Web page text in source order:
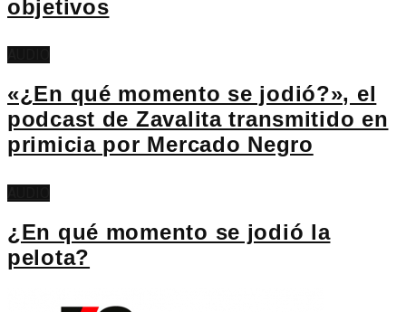
objetivos
«¿En qué momento se jodió?», el
podcast de Zavalita transmitido en
primicia por Mercado Negro
¿En qué momento se jodió la
pelota?